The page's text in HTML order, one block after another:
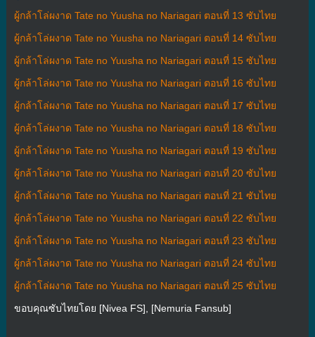
ผู้กล้าโล่ผงาด Tate no Yuusha no Nariagari ตอนที่ 13 ซับไทย
ผู้กล้าโล่ผงาด Tate no Yuusha no Nariagari ตอนที่ 14 ซับไทย
ผู้กล้าโล่ผงาด Tate no Yuusha no Nariagari ตอนที่ 15 ซับไทย
ผู้กล้าโล่ผงาด Tate no Yuusha no Nariagari ตอนที่ 16 ซับไทย
ผู้กล้าโล่ผงาด Tate no Yuusha no Nariagari ตอนที่ 17 ซับไทย
ผู้กล้าโล่ผงาด Tate no Yuusha no Nariagari ตอนที่ 18 ซับไทย
ผู้กล้าโล่ผงาด Tate no Yuusha no Nariagari ตอนที่ 19 ซับไทย
ผู้กล้าโล่ผงาด Tate no Yuusha no Nariagari ตอนที่ 20 ซับไทย
ผู้กล้าโล่ผงาด Tate no Yuusha no Nariagari ตอนที่ 21 ซับไทย
ผู้กล้าโล่ผงาด Tate no Yuusha no Nariagari ตอนที่ 22 ซับไทย
ผู้กล้าโล่ผงาด Tate no Yuusha no Nariagari ตอนที่ 23 ซับไทย
ผู้กล้าโล่ผงาด Tate no Yuusha no Nariagari ตอนที่ 24 ซับไทย
ผู้กล้าโล่ผงาด Tate no Yuusha no Nariagari ตอนที่ 25 ซับไทย
ขอบคุณซับไทยโดย [Nivea FS], [Nemuria Fansub]